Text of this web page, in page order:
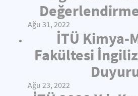
Ağu 31, 2022
İTÜ Kimya-
Fakültesi
Ağu 23, 2022